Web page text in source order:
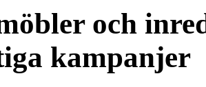
och
kampanjer